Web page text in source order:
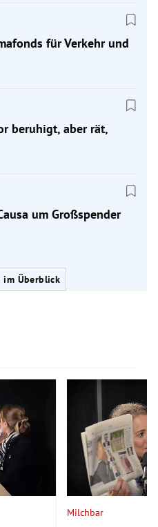
für Verkehr und
beruhigt, aber rät,
um Großspender
im Überblick
Milchbar